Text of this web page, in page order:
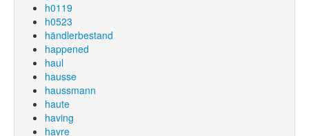
h0119
h0523
händlerbestand
happened
haul
hausse
haussmann
haute
having
havre